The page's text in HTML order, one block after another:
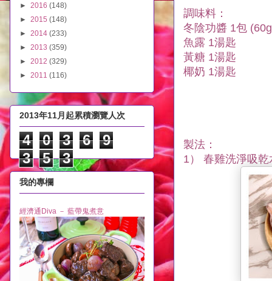
調味料：
冬陰功醬 1包
魚露 1湯匙
黃糖 1湯匙
椰奶 1湯匙
製法：
1） 春雞洗淨吸
► 2016 (148)
► 2015 (148)
► 2014 (233)
► 2013 (359)
► 2012 (329)
► 2011 (116)
2013年11月起累積瀏覽人次
4 0 3 6
9
3
5 3
我的專欄
經濟通Diva － 藍帶鬼煮意